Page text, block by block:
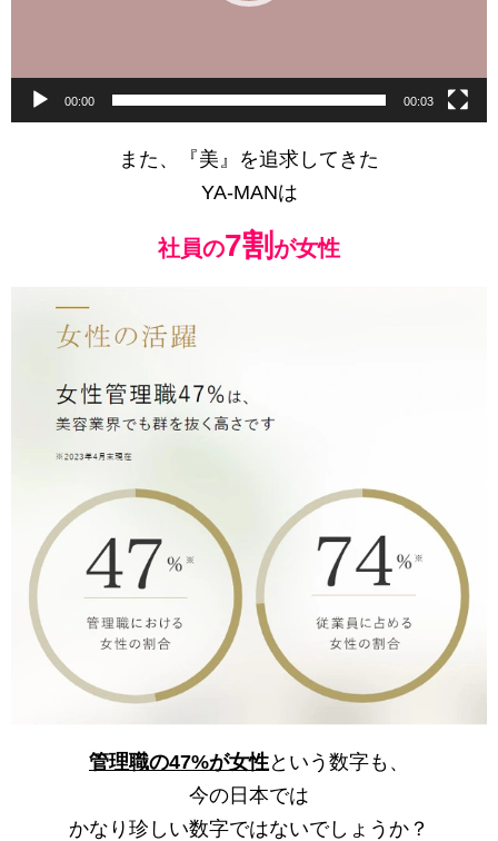
00:00 00:03
また、『美』を追求してきた
YA-MANは
社員の7割 が女性
管理職の47%が女性という数字も、
今の日本では
かなり珍しい数字ではないでしょうか？